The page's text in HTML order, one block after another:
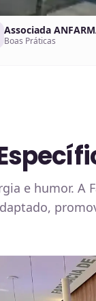
Associada
Boas Práticas
e humor. A